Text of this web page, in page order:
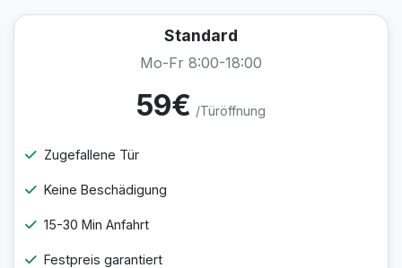
Standard
Mo-Fr 8:00-18:00
59€ /Türöffnung
Zugefallene Tür
Keine Beschädigung
15-30 Min Anfahrt
Festpreis garantiert